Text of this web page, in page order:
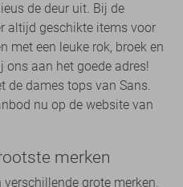
de deur uit. Bij de
altijd geschikte items voor
met een leuke rok, broek en
ons aan het goede adres!
de dames tops van Sans.
nu op de website van
merken
grote merken.